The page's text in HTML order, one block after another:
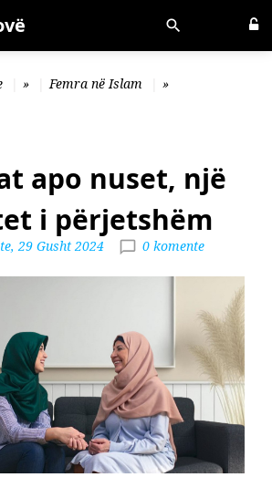
» Femra në Islam »
apo nuset, një
i përjetshëm
29 Gusht 2024 0 komente